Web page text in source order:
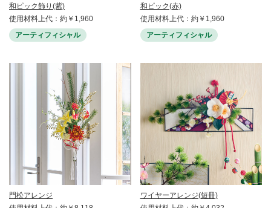
和ピック飾り(紫)
使用材料上代：約￥1,960
アーティフィシャル
和ピック(赤)
使用材料上代：約￥1,960
アーティフィシャル
門松アレンジ
ワイヤーアレンジ(短冊)